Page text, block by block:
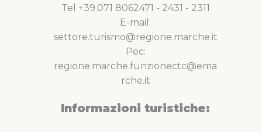
Tel +39.071 8062471 - 2431 - 2311
E-mail:
settore.turismo@regione.marche.it
Pec:
regione.marche.funzionectc@ema
rche.it
Informazioni turistiche: